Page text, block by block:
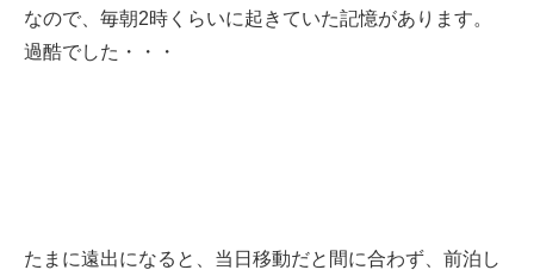
なので、毎朝2時くらいに起きていた記憶があります。
過酷でした・・・
たまに遠出になると、当日移動だと間に合わず、前泊し